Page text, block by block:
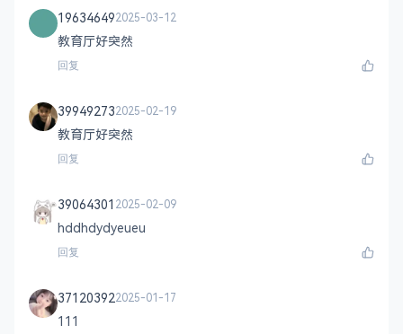
196346492025-03-12
教育厅好突然
回复
399492732025-02-19
教育厅好突然
回复
39064301 2025-02-09
hddhdydyeueu
回复
371203922025-01-17
111